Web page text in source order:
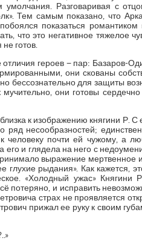
Разговаривая с
Тем самым показано, что
показаться
что это негативное тяжелое
готов.
героев − пар: Базаров-
они скованы
бессознательно для защиты
они готовы сердечно
к изображению княгини Р.
несообразностей;
человеку почти ей чужому, а
и глядела на него с
выражение мертвенное
глухие рыдания». Как
«Холодный ужас» Княгини
потеряно, и исправить
страх не проявляется
прижал ее руку к своим